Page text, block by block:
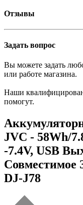
Отзывы
Задать вопрос
Вы можете задать
или работе магазина.
Наши
помогут.
JVC - 58Wh/
-7.4V, USB
Совместимое
DJ-J78